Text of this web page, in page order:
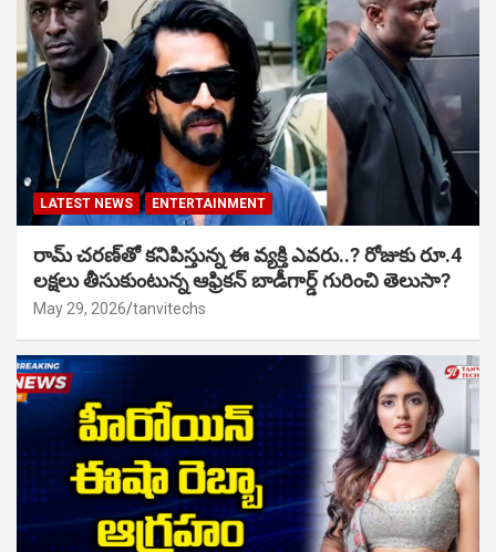
LATEST NEWS ENTERTAINMENT
రామ్ చరణ్‌తో కనిపిస్తున్న ఈ వ్యక్తి ఎవరు..? రోజుకు రూ.4
లక్షలు తీసుకుంటున్న ఆఫ్రికన్ బాడీగార్డ్ గురించి తెలుసా?
May 29, 2026 tanvitechs